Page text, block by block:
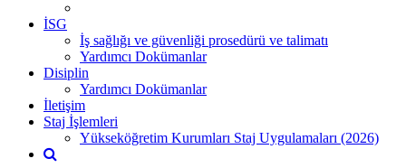
İSG
İş sağlığı ve güvenliği prosedürü ve talimatı
Yardımcı Dokümanlar
Disiplin
Yardımcı Dokümanlar
İletişim
Staj İşlemleri
Yükseköğretim Kurumları Staj Uygulamaları (2026)